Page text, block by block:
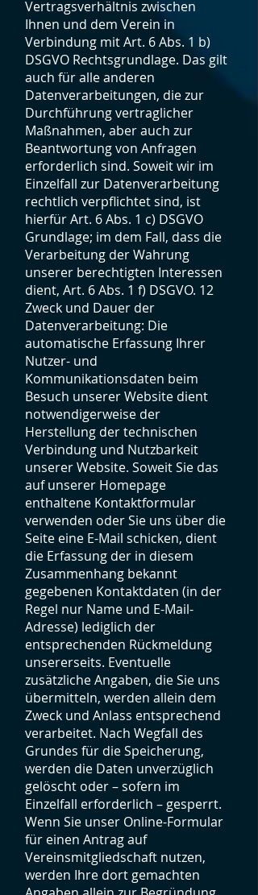
Vertragsverhältnis zwischen
Ihnen und dem Verein in
Verbindung mit Art. 6 Abs. 1 b)
DSGVO Rechtsgrundlage. Das gilt
auch für alle anderen
Datenverarbeitungen, die zur
Durchführung vertraglicher
Maßnahmen, aber auch zur
Beantwortung von Anfragen
erforderlich sind. Soweit wir im
Einzelfall zur Datenverarbeitung
rechtlich verpflichtet sind, ist
hierfür Art. 6 Abs. 1 c) DSGVO
Grundlage; im dem Fall, dass die
Verarbeitung der Wahrung
unserer berechtigten Interessen
dient, Art. 6 Abs. 1 f) DSGVO. 12
Zweck und Dauer der
Datenverarbeitung: Die
automatische Erfassung Ihrer
Nutzer- und
Kommunikationsdaten beim
Besuch unserer Website dient
notwendigerweise der
Herstellung der technischen
Verbindung und Nutzbarkeit
unserer Website. Soweit Sie das
auf unserer Homepage
enthaltene Kontaktformular
verwenden oder Sie uns über die
Seite eine E-Mail schicken, dient
die Erfassung der in diesem
Zusammenhang bekannt
gegebenen Kontaktdaten (in der
Regel nur Name und E-Mail-
Adresse) lediglich der
entsprechenden Rückmeldung
unsererseits. Eventuelle
zusätzliche Angaben, die Sie uns
übermitteln, werden allein dem
Zweck und Anlass entsprechend
verarbeitet. Nach Wegfall des
Grundes für die Speicherung,
werden die Daten unverzüglich
gelöscht oder – sofern im
Einzelfall erforderlich – gesperrt.
Wenn Sie unser Online-Formular
für einen Antrag auf
Vereinsmitgliedschaft nutzen,
werden Ihre dort gemachten